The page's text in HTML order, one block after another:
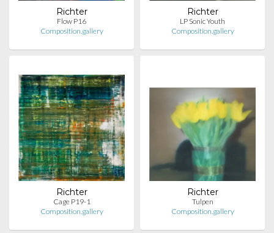
Richter
Flow P16
Composition.gallery
Richter
LP Sonic Youth
Composition.gallery
Richter
Cage P19-1
Composition.gallery
Richter
Tulpen
Composition.gallery